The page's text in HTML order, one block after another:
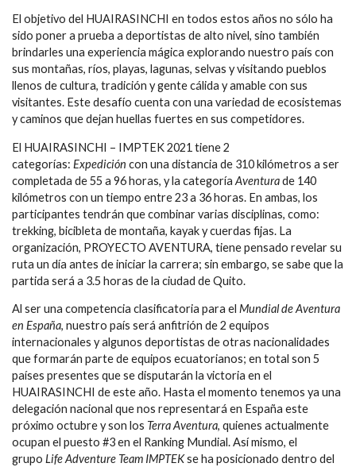
El objetivo del HUAIRASINCHI en todos estos años no sólo ha
sido poner a prueba a deportistas de alto nivel, sino también
brindarles una experiencia mágica explorando nuestro país con
sus montañas, ríos, playas, lagunas, selvas y visitando pueblos
llenos de cultura, tradición y gente cálida y amable con sus
visitantes. Este desafío cuenta con una variedad de ecosistemas
y caminos que dejan huellas fuertes en sus competidores.
El HUAIRASINCHI – IMPTEK 2021 tiene 2
categorías: Expedición con una distancia de 310 kilómetros a ser
completada de 55 a 96 horas, y la categoría Aventurade 140
kilómetros con un tiempo entre 23 a 36 horas. En ambas, los
participantes tendrán que combinar varias disciplinas, como:
trekking, bicibleta de montaña, kayak y cuerdas fijas. La
organización, PROYECTO AVENTURA, tiene pensado revelar su
ruta un día antes de iniciar la carrera; sin embargo, se sabe que la
partida será a 3.5 horas de la ciudad de Quito.
Al ser una competencia clasificatoria para el Mundial de Aventura
en España, nuestro país será anfitrión de 2 equipos
internacionales y algunos deportistas de otras nacionalidades
que formarán parte de equipos ecuatorianos; en total son 5
países presentes que se disputarán la victoria en el
HUAIRASINCHI de este año. Hasta el momento tenemos ya una
delegación nacional que nos representará en España este
próximo octubre y son los Terra Aventura, quienes actualmente
ocupan el puesto #3 en el Ranking Mundial. Así mismo, el
grupo Life Adventure Team IMPTEKse ha posicionado dentro del